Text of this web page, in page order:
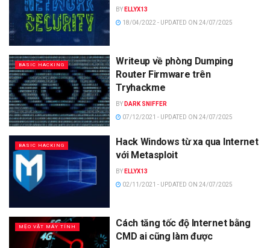
BY ELLYX13
18/04/2022 - UPDATED ON 24/07/2025
BASIC HACKING
Writeup về phòng Dumping
Router Firmware trên
Tryhackme
BY DARK SNIFFER
07/12/2021 - UPDATED ON 24/07/2025
BASIC HACKING
Hack Windows từ xa qua Internet
với Metasploit
BY ELLYX13
02/11/2021 - UPDATED ON 24/07/2025
MẸO VẶT MÁY TÍNH
Cách tăng tốc độ Internet bằng
CMD ai cũng làm được